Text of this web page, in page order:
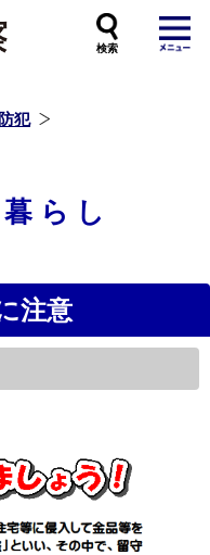
犯
らし
注意